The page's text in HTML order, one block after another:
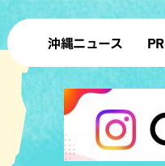
沖縄ニュース PR